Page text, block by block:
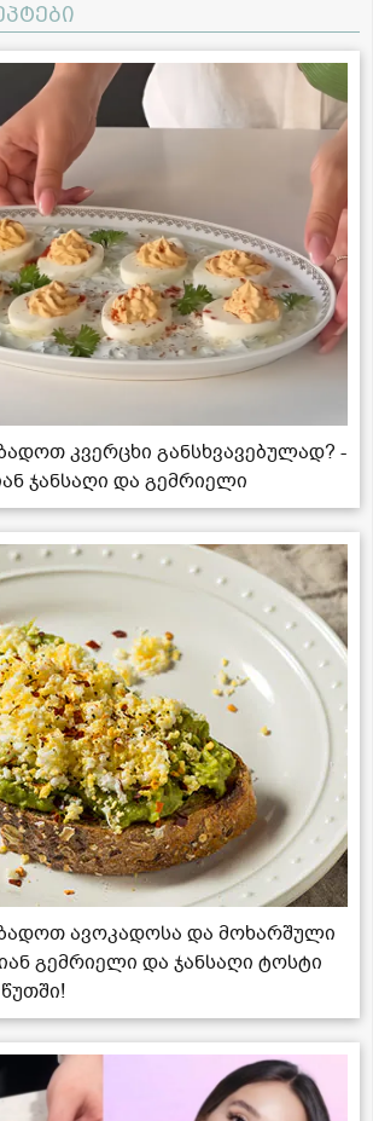
კვერცხი განსხვავებულად? -
ჯანსაღი და გემრიელი
ავოკადოსა და მოხარშული
გემრიელი და ჯანსაღი ტოსტი